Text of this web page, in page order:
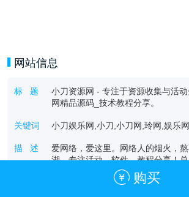
网站信息
标 题
小刀资源网 - 专注于资源收集与活
网精品源码_技术教程分享。
关键词 小刀娱乐网,小刀,小刀网,玲网,娱乐
描 述
爱网络，爱这里。网络人的烟火，
湖。专注活动，软件，教程分享！
事。精品源码下载_专注资源收集分
资源收集平台_网络技术爱好者的栖
购买